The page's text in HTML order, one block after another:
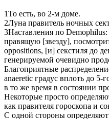
1То есть, во 2-м доме.
2Луна правитель ночных
3Наставления по
правящую [звезду],
oppositions, [и] секстиля до
генерируемой очевидно
Благоприятные
anaeretic градус вплоть до 5-
в то же время в состоянии
Некоторые просто
как правителя гороскопа и
С одной стороны